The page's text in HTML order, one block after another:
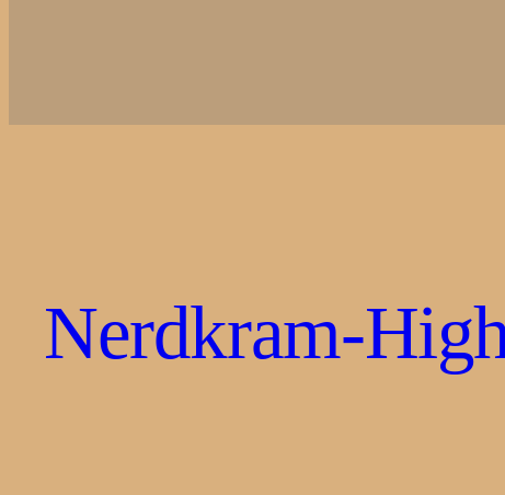
Nerdkram-